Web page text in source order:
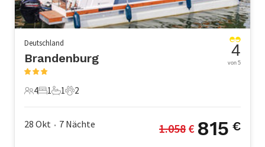
Deutschland
Brandenburg
4 Gäste
4
1 Schlafzimmer
1
1 Badezimmer
1
2 Haustiere
2
4
von 5
28 Okt • 7 Nächte 1.058 € 815 €